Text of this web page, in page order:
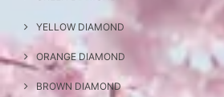
YELLOW DIAMOND
ORANGE DIAMOND
BROWN DIAMOND